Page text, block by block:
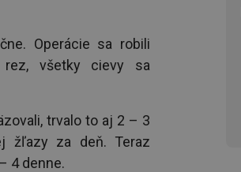
Operácie sa robili
rez, všetky cievy sa
trvalo to aj 2 – 3
žľazy za deň. Teraz
4 denne.